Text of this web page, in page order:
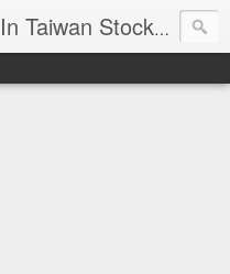
上班族投資理財 - Invest In Taiwan Stock Market